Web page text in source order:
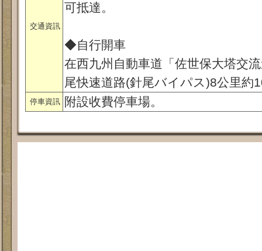
交通資訊
可抵達。
◆自行開車
在西九州自動車道「佐世保大塔交
尾快速道路(針尾バイパス)8公里約
停車資訊 附設收費停車場。